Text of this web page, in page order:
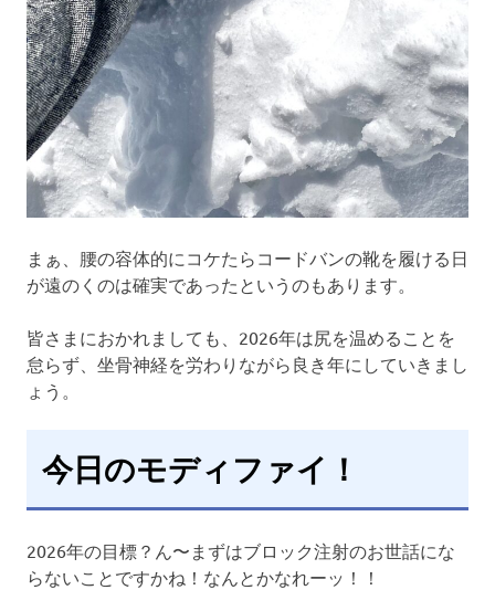
まぁ、腰の容体的にコケたらコードバンの靴を履ける日
が遠のくのは確実であったというのもあります。
皆さまにおかれましても、2026年は尻を温めることを
怠らず、坐骨神経を労わりながら良き年にしていきまし
ょう。
今日のモディファイ！
2026年の目標？ん〜まずはブロック注射のお世話にな
らないことですかね！なんとかなれーッ！！